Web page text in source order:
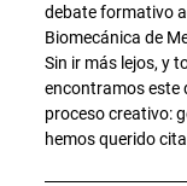
debate formativo
Biomecánica de
Sin ir más lejos, y
encontramos este
proceso creativo:
hemos querido